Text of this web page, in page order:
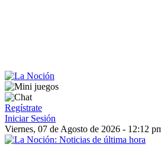
Regístrate
Iniciar Sesión
Viernes, 07 de Agosto de 2026 - 12:12